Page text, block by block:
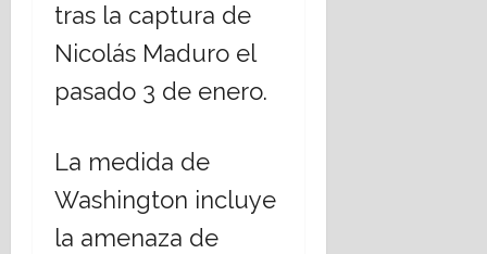
tras la captura de
Nicolás Maduro el
pasado 3 de enero.
La medida de
Washington incluye
la amenaza de